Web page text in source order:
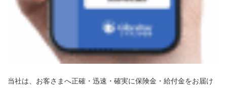
当社は、お客さまへ正確・迅速・確実に保険金・給付金をお届け